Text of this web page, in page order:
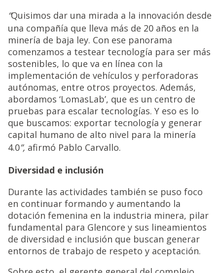
“Quisimos dar una mirada a la innovación desde
una compañía que lleva más de 20 años en la
minería de baja ley. Con ese panorama
comenzamos a testear tecnología para ser más
sostenibles, lo que va en línea con la
implementación de vehículos y perforadoras
autónomas, entre otros proyectos. Además,
abordamos ‘LomasLab’, que es un centro de
pruebas para escalar tecnologías. Y eso es lo
que buscamos: exportar tecnología y generar
capital humano de alto nivel para la minería
4.0”, afirmó Pablo Carvallo.
Diversidad e inclusión
Durante las actividades también se puso foco
en continuar formando y aumentando la
dotación femenina en la industria minera, pilar
fundamental para Glencore y sus lineamientos
de diversidad e inclusión que buscan generar
entornos de trabajo de respeto y aceptación.